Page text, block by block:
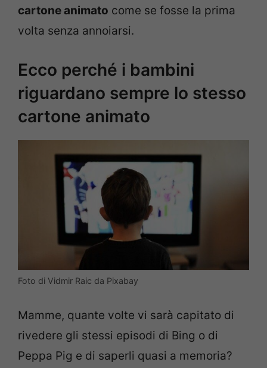
cartone animato come se fosse la prima
volta senza annoiarsi.
Ecco perché i bambini
riguardano sempre lo stesso
cartone animato
Foto di Vidmir Raic da Pixabay
Mamme, quante volte vi sarà capitato di
rivedere gli stessi episodi di Bing o di
Peppa Pig e di saperli quasi a memoria?